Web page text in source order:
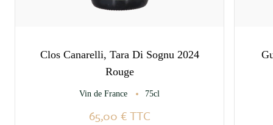
Clos Canarelli, Tara Di Sognu 2024
Rouge
Vin de France 75cl
65,00 € TTC